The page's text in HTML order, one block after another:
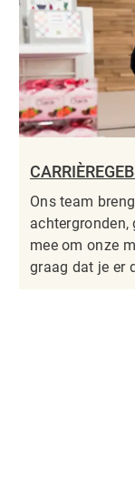
Ons team
achtergronden,
mee om onze
graag dat je er